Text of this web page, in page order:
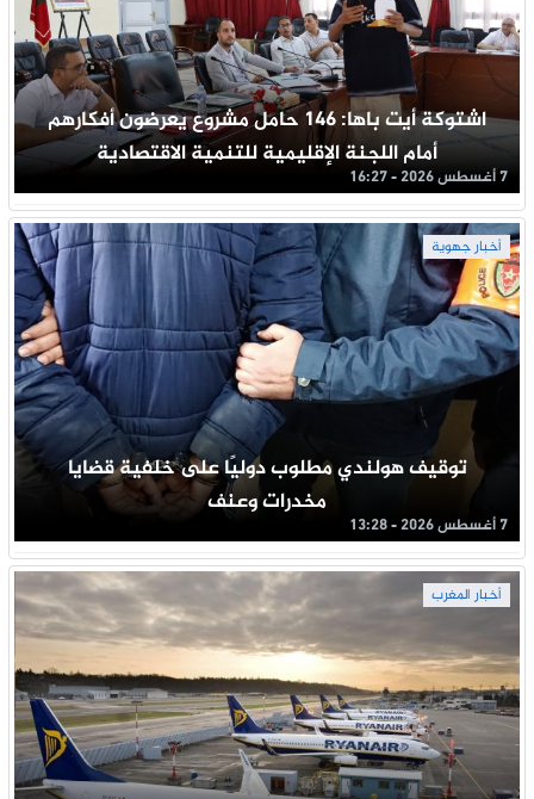
اشتوكة أيت باها: 146 حامل مشروع يعرضون أفكارهم
أمام اللجنة الإقليمية للتنمية الاقتصادية
7 أغسطس 2026 - 16:27
أخبار جهوية
توقيف هولندي مطلوب دوليًا على خلفية قضايا
مخدرات وعنف
7 أغسطس 2026 - 13:28
أخبار المغرب